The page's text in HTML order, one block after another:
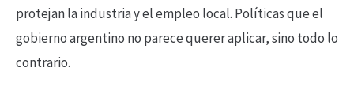
protejan la industria y el empleo local. Políticas que el
gobierno argentino no parece querer aplicar, sino todo lo
contrario.